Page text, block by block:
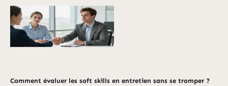
Comment évaluer les soft skills en entretien sans se tromper ?